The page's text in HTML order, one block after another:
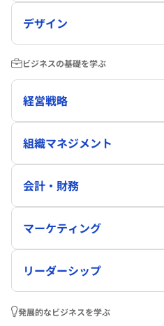
デザイン
ビジネスの基礎を学ぶ
経営戦略
組織マネジメント
会計・財務
マーケティング
リーダーシップ
発展的なビジネスを学ぶ